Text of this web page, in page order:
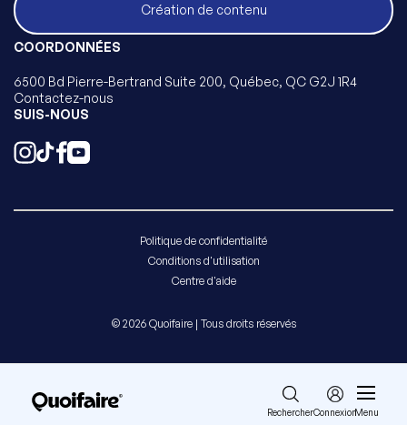
RechercherConnexionMenu
Création de contenu
COORDONNÉES
6500 Bd Pierre-Bertrand Suite 200, Québec, QC G2J 1R4
Contactez-nous
SUIS-NOUS
Politique de confidentialité
Conditions d'utilisation
Centre d'aide
© 2026 Quoifaire | Tous droits réservés